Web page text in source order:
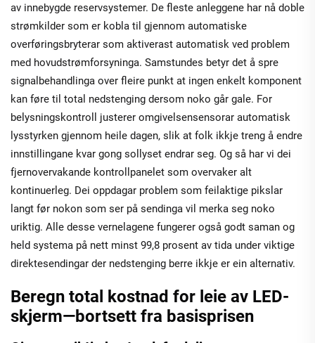
av innebygde reservsystemer. De fleste anleggene har nå doble
strømkilder som er kobla til gjennom automatiske
overføringsbryterar som aktiverast automatisk ved problem
med hovudstrømforsyninga. Samstundes betyr det å spre
signalbehandlinga over fleire punkt at ingen enkelt komponent
kan føre til total nedstenging dersom noko går gale. For
belysningskontroll justerer omgivelsensensorar automatisk
lysstyrken gjennom heile dagen, slik at folk ikkje treng å endre
innstillingane kvar gong sollyset endrar seg. Og så har vi dei
fjernovervakande kontrollpanelet som overvaker alt
kontinuerleg. Dei oppdagar problem som feilaktige pikslar
langt før nokon som ser på sendinga vil merka seg noko
uriktig. Alle desse vernelagene fungerer også godt saman og
held systema på nett minst 99,8 prosent av tida under viktige
direktesendingar der nedstenging berre ikkje er ein alternativ.
Beregn total kostnad for leie av LED-
skjerm—bortsett fra basisprisen